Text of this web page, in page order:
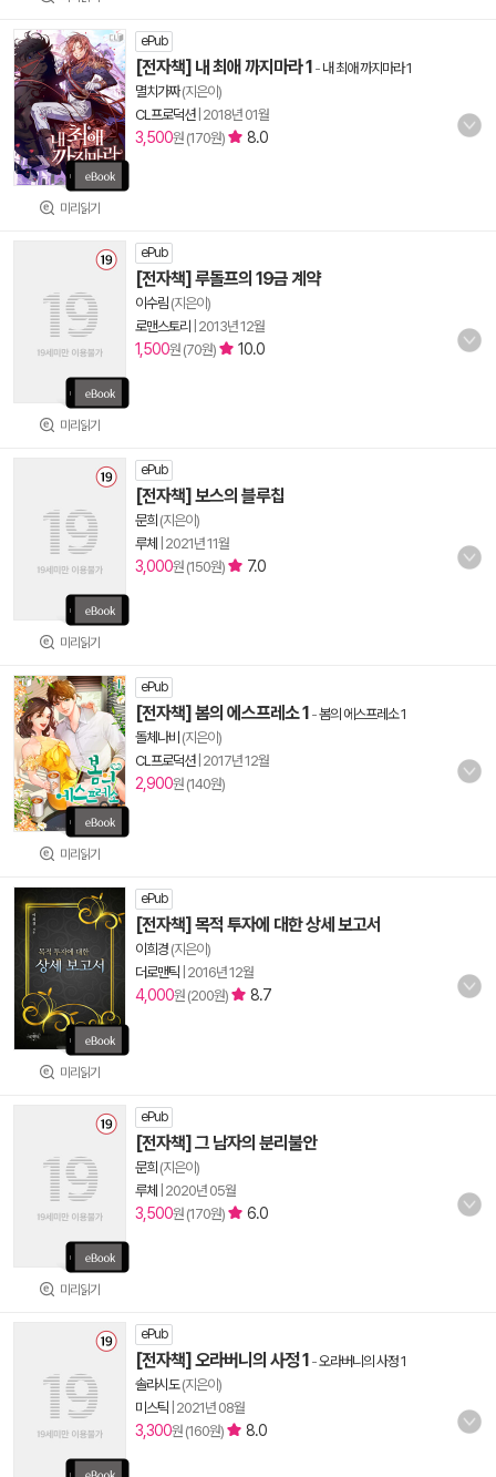
미리읽기
ePub
[전자책] 내 최애 까지마라 1 - 내 최애 까지마라 1
멸치가짜(지은이)
CL프로덕션| 2018년 01월
3,500원 (170원) 8.0
미리읽기
ePub
[전자책] 루돌프의 19금 계약
이수림 (지은이)
로맨스토리
2013년 12월
1,500원 (70원) 10.0
미리읽기
ePub
[전자책] 보스의 블루칩
문희 (지은이)
루체
2021년 11월
3,000원 (150원) 7.0
미리읽기
ePub
[전자책] 봄의 에스프레소 1 -봄의 에스프레소 1
돌체나비 (지은이)
CL프로덕션| 2017년 12월
2,900원 (140원)
미리읽기
ePub
[전자책] 목적 투자에 대한 상세 보고서
이희경 (지은이)
더로맨틱 2016년 12월
4,000원 (200원) 8.7
미리읽기
ePub
[전자책] 그 남자의 분리불안
문희 (지은이)
루체
2020년 05월
3,500원 (170원) 6.0
ePub
[전자책] 오라버니의 사정 1 -오라버니의 사정 1
솔라시도(지은이)
미스틱 2021년 08월
3,300원 (160원) 8.0